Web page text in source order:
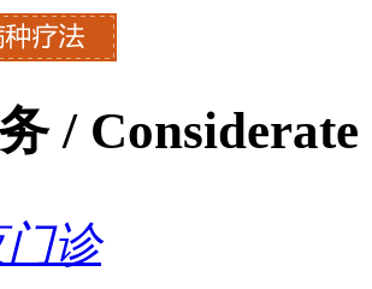
/ Considerate
诊